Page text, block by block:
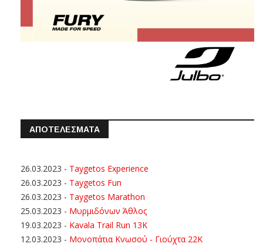
ΑΠΟΤΕΛΕΣΜΑΤΑ
26.03.2023 - Taygetos Experience
26.03.2023 - Taygetos Fun
26.03.2023 - Taygetos Marathon
25.03.2023 - Μυρμιδόνων Άθλος
19.03.2023 - Kavala Trail Run 13K
12.03.2023 - Μονοπάτια Κνωσού - Γιούχτα 22Κ